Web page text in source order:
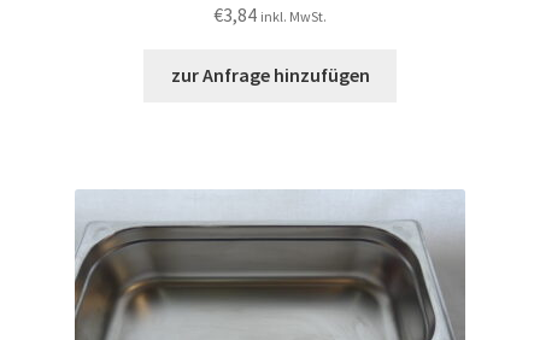
€3,84 inkl. MwSt.
zur Anfrage hinzufügen